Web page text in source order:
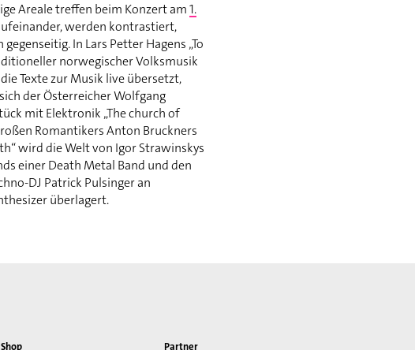
Areale treffen beim Konzert am1.
werden kontrastiert,
In Lars Petter Hagens „To
norwegischer Volksmusik
Texte zur Musik live übersetzt,
der Österreicher Wolfgang
mit Elektronik „The church of
Romantikers Anton Bruckners
wird die Welt von Igor Strawinskys
einer Death Metal Band und den
DJ Patrick Pulsinger an
überlagert.
Shop Partner